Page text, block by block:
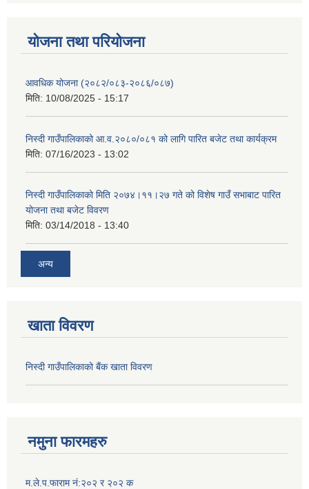
योजना तथा परियोजना
आवधिक योजना (२०८२/०८३-२०८६/०८७)
मिति: 10/08/2025 - 15:17
निस्दी गाउँपालिकाको आ.व.२०८०/०८१ को लागि पारित बजेट तथा कार्यक्रम
मिति: 07/16/2023 - 13:02
निस्दी गाउँपालिकाको मिति २०७४।११।२७ गते को विशेष गाउँ सभाबाट पारित
योजना तथा बजेट विवरण
मिति: 03/14/2018 - 13:40
अन्य
खाता विवरण
निस्दी गाउँपालिकाको बैंक खाता विवरण
नमुना फारमहरु
म.ले.प.फाराम नं:२०२ र २०२ क